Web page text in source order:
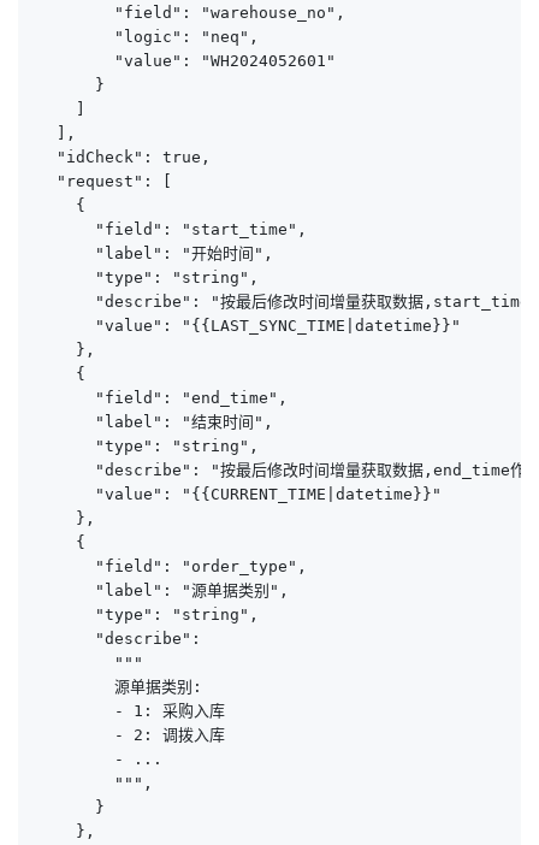
        "field": "warehouse_no",
        "logic": "neq",
        "value": "WH2024052601"
      }
  ],
  "idCheck": true,
  "request": [
    {
      "field": "start_time",
      "label": "开始时间",
      "type": "string",
"describe": "按最后修改时间增量获取数据
      "value": "{{LAST_SYNC_TIME|datetime}}"
    },
    {
      "field": "end_time",
      "label": "结束时间",
      "type": "string",
"describe": "按最后修改时间增量获取数据,end_time作
      "value": "{{CURRENT_TIME|datetime}}"
    },
    {
      "field": "order_type",
      "label": "源单据类别",
      "type": "string",
      "describe":
        """
        源单据类别:
        - 1: 采购入库
        - 2: 调拨入库
        - ...
        """,
      }
    },